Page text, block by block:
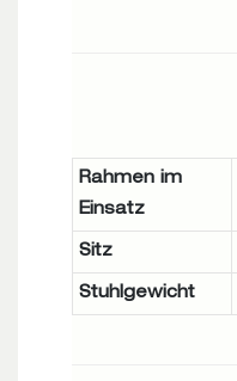
Rahmen im
Einsatz
Sitz
Stuhlgewicht